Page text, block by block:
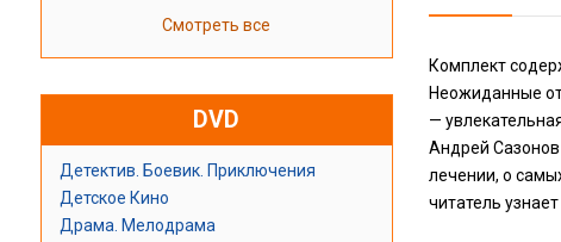
Смотреть все
DVD
Детектив. Боевик. Приключения
Детское Кино
Драма. Мелодрама
Комплект
Неожиданные
—
Андрей Сазонов
лечении, о
читатель